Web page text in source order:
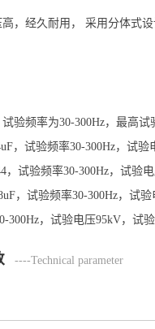
，经久耐用， 采用分体式
验频率为30-300Hz，最高
，试验频率30-300Hz，试验
试验频率30-300Hz，试验
，试验频率30-300Hz，试验
，试验电压95kV，试验
----Technical parameter